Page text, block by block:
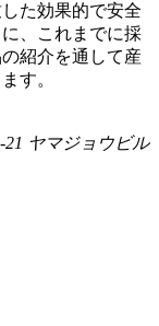
た効果的で安全
、これまでに採
紹介を通して産
す。
21 ヤマジョウビル